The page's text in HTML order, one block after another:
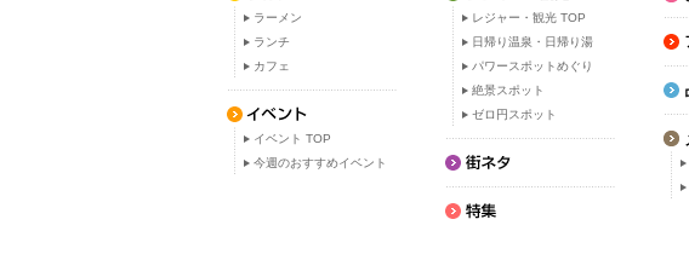
ラーメン
ランチ
カフェ
イベント TOP
今週のおすすめイベント
レジャー・観光 TOP
日帰り温泉・日帰り湯
パワースポットめぐり
絶景スポット
ゼロ円スポット